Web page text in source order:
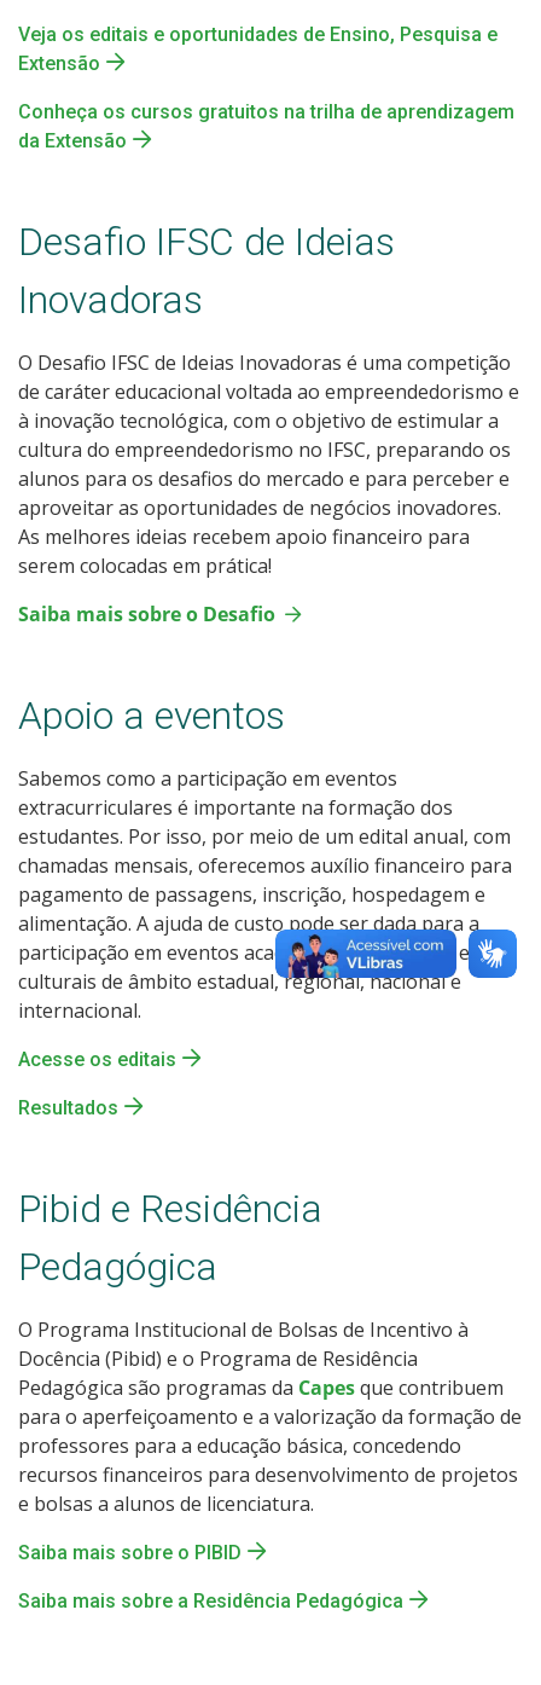
Veja os editais e oportunidades de Ensino, Pesquisa e
Extensão
Conheça os cursos gratuitos na trilha de aprendizagem
da Extensão
Desafio IFSC de Ideias
Inovadoras
O Desafio IFSC de Ideias Inovadoras é uma competição
de caráter educacional voltada ao empreendedorismo e
à inovação tecnológica, com o objetivo de estimular a
cultura do empreendedorismo no IFSC, preparando os
alunos para os desafios do mercado e para perceber e
aproveitar as oportunidades de negócios inovadores.
As melhores ideias recebem apoio financeiro para
serem colocadas em prática!
Saiba mais sobre o Desafio
Apoio a eventos
Sabemos como a participação em eventos
extracurriculares é importante na formação dos
estudantes. Por isso, por meio de um edital anual, com
chamadas mensais, oferecemos auxílio financeiro para
pagamento de passagens, inscrição, hospedagem e
alimentação. A ajuda de custo pode ser dada para a
participação em eventos acadêmicos, esportivos e/ou
culturais de âmbito estadual, regional, nacional e
internacional.
Acesse os editais
Resultados
Pibid e Residência
Pedagógica
O Programa Institucional de Bolsas de Incentivo à
Docência (Pibid) e o Programa de Residência
Pedagógica são programas da Capesque contribuem
para o aperfeiçoamento e a valorização da formação de
professores para a educação básica, concedendo
recursos financeiros para desenvolvimento de projetos
e bolsas a alunos de licenciatura.
Saiba mais sobre o PIBID
Saiba mais sobre a Residência Pedagógica